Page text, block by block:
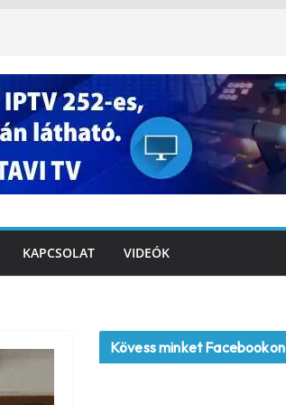
KAPCSOLAT VIDEÓK
Kövess minket Facebookon